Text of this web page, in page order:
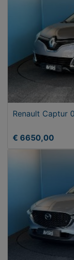
Renault Captur
€ 6650,00